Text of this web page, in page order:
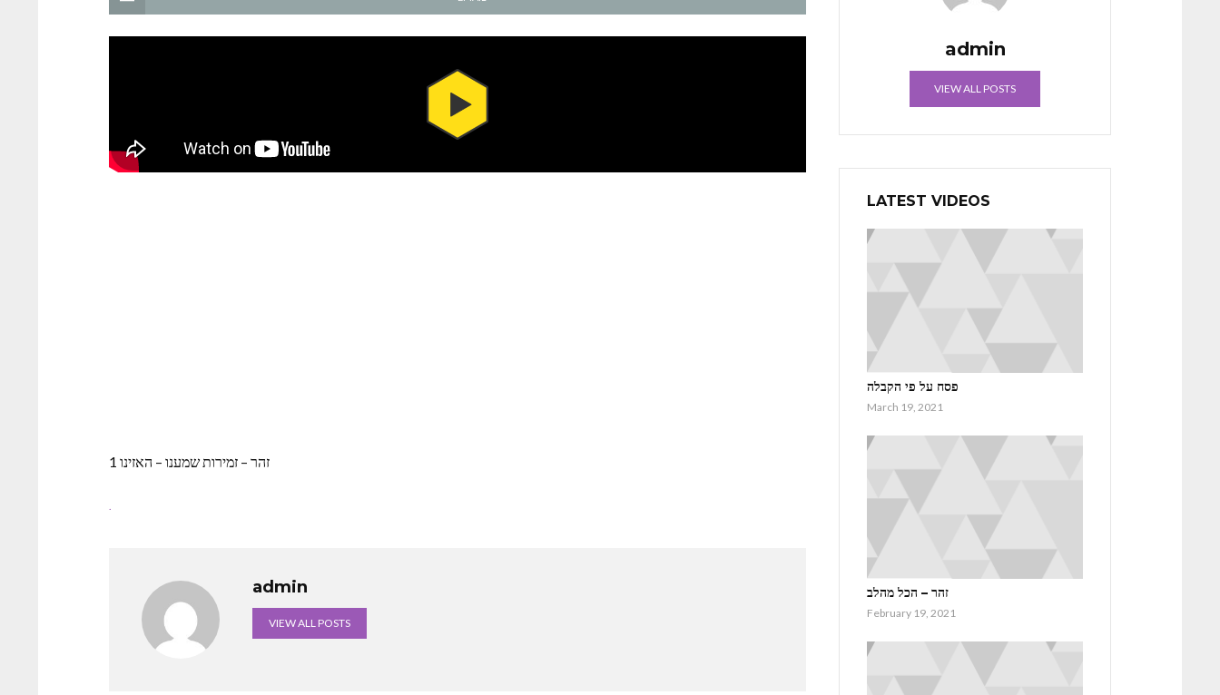
זהר – זמירות שמענו – האזינו 1
.
admin
VIEW ALL POSTS
admin
VIEW ALL POSTS
LATEST VIDEOS
פסח על פי הקבלה
March 19, 2021
זהר – הכל מהלב
February 19, 2021